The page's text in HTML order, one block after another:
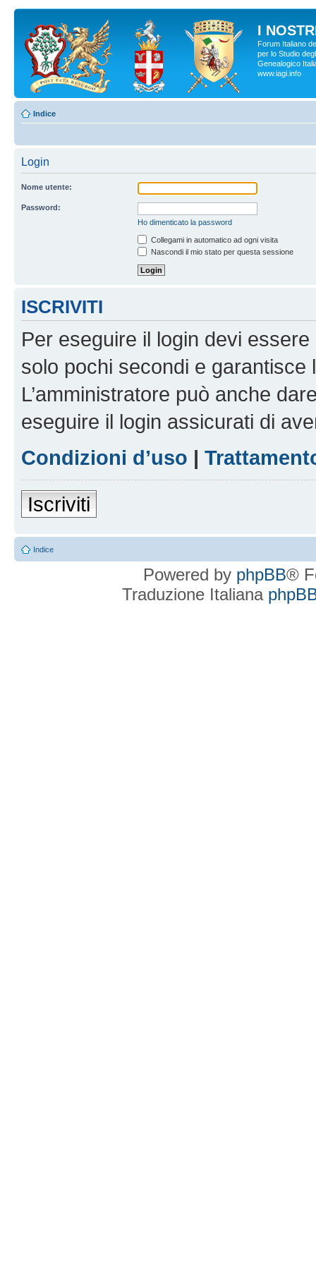
I
Forum Italiano
per lo Studio
Genealogico
www.iagi.info
Indice
Login
Nome utente:
Password:
Ho dimenticato la password
Collegami in automatico ad ogni visita
Nascondi il mio stato per questa sessione
ISCRIVITI
Per eseguire il login devi
solo pochi secondi e garantisce
L’amministratore può anche
eseguire il login assicurati di
Condizioni d’uso |
Iscriviti
Indice
Powered by phpBB®
Traduzione Italiana